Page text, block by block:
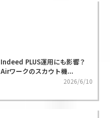
Indeed PLUS運用にも影響？
Airワークのスカウト機...
2026/6/10